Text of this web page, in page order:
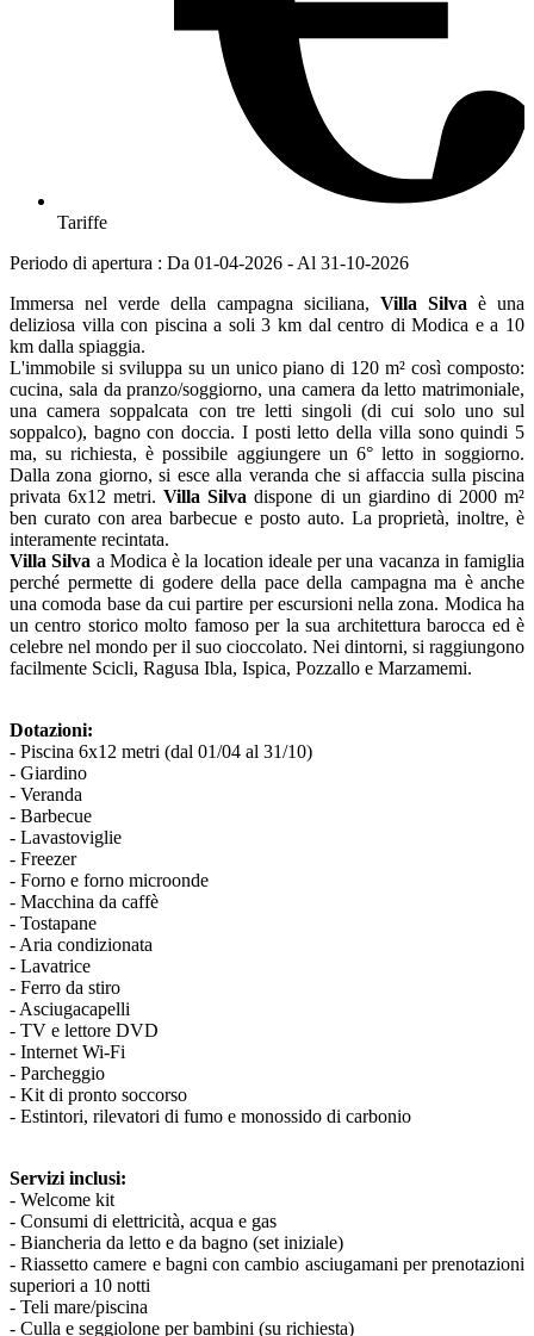
Tariffe
Periodo di apertura : Da 01-04-2026 - Al 31-10-2026
Immersa nel verde della campagna siciliana, Villa Silva è una
deliziosa villa con piscina a soli 3 km dal centro di Modica e a 10
km dalla spiaggia.
L'immobile si sviluppa su un unico piano di 120 m² così composto:
cucina, sala da pranzo/soggiorno, una camera da letto matrimoniale,
una camera soppalcata con tre letti singoli (di cui solo uno sul
soppalco), bagno con doccia. I posti letto della villa sono quindi 5
ma, su richiesta, è possibile aggiungere un 6° letto in soggiorno.
Dalla zona giorno, si esce alla veranda che si affaccia sulla piscina
privata 6x12 metri.Villa Silva dispone di un giardino di 2000 m²
ben curato con area barbecue e posto auto. La proprietà, inoltre, è
interamente recintata.
Villa Silva a Modica è la location ideale per una vacanza in famiglia
perché permette di godere della pace della campagna ma è anche
una comoda base da cui partire per escursioni nella zona. Modica ha
un centro storico molto famoso per la sua architettura barocca ed è
celebre nel mondo per il suo cioccolato. Nei dintorni, si raggiungono
facilmente Scicli, Ragusa Ibla, Ispica, Pozzallo e Marzamemi.
Dotazioni:
- Piscina 6x12 metri (dal 01/04 al 31/10)
- Giardino
- Veranda
- Barbecue
- Lavastoviglie
- Freezer
- Forno e forno microonde
- Macchina da caffè
- Tostapane
- Aria condizionata
- Lavatrice
- Ferro da stiro
- Asciugacapelli
- TV e lettore DVD
- Internet Wi-Fi
- Parcheggio
- Kit di pronto soccorso
- Estintori, rilevatori di fumo e monossido di carbonio
Servizi inclusi:
- Welcome kit
- Consumi di elettricità, acqua e gas
- Biancheria da letto e da bagno (set iniziale)
- Riassetto camere e bagni con cambio asciugamani per prenotazioni
superiori a 10 notti
- Teli mare/piscina
- Culla e seggiolone per bambini (su richiesta)